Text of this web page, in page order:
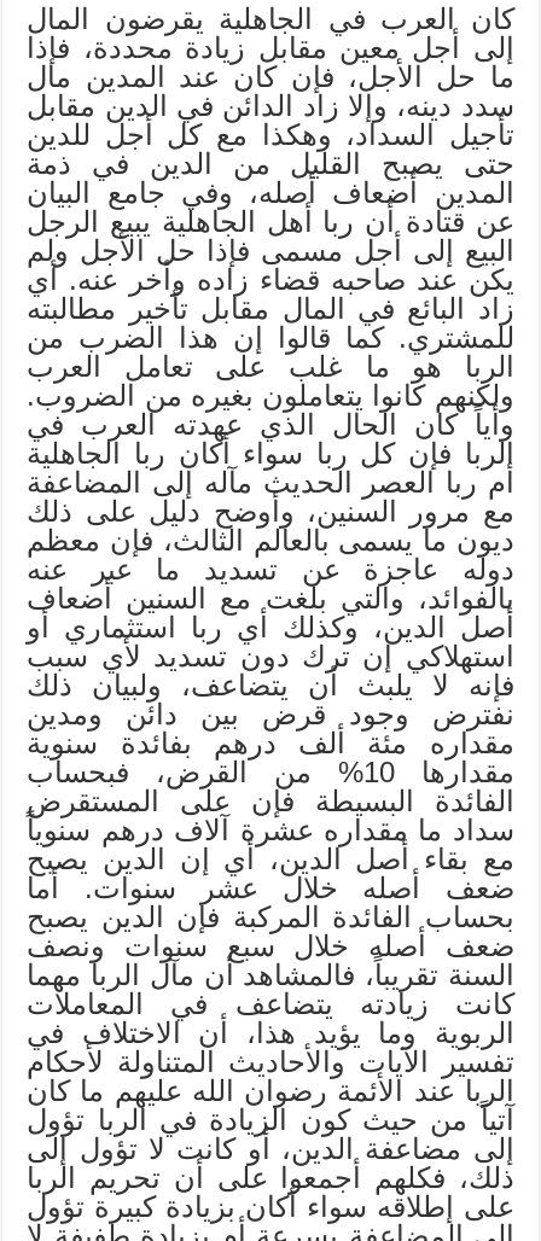
كان العرب في الجاهلية يقرضون المال
إلى أجل معين مقابل زيادة محددة، فإذا
ما حل الأجل، فإن كان عند المدين مال
سدد دينه، وإلا زاد الدائن في الدين مقابل
تأجيل السداد، وهكذا مع كل أجل للدين
حتى يصبح القليل من الدين في ذمة
المدين أضعاف أصله، وفي جامع البيان
عن قتادة أن ربا أهل الجاهلية يبيع الرجل
البيع إلى أجل مسمى فإذا حل الأجل ولم
يكن عند صاحبه قضاء زاده وأخر عنه. أي
زاد البائع في المال مقابل تأخير مطالبته
للمشتري. كما قالوا إن هذا الضرب من
الربا هو ما غلب على تعامل العرب
ولكنهم كانوا يتعاملون بغيره من الضروب.
وأياً كان الحال الذي عهدته العرب في
الربا فإن كل ربا سواء أكان ربا الجاهلية
أم ربا العصر الحديث مآله إلى المضاعفة
مع مرور السنين، وأوضح دليل على ذلك
ديون ما يسمى بالعالم الثالث، فإن معظم
دوله عاجزة عن تسديد ما عبر عنه
بالفوائد، والتي بلغت مع السنين أضعاف
أصل الدين، وكذلك أي ربا استثماري أو
استهلاكي إن ترك دون تسديد لأي سبب
فإنه لا يلبث أن يتضاعف، ولبيان ذلك
نفترض وجود قرض بين دائن ومدين
مقداره مئة ألف درهم بفائدة سنوية
مقدارها 10% من القرض، فبحساب
الفائدة البسيطة فإن على المستقرض
سداد ما مقداره عشرة آلاف درهم سنوياً
مع بقاء أصل الدين، أي إن الدين يصبح
ضعف أصله خلال عشر سنوات. أما
بحساب الفائدة المركبة فإن الدين يصبح
ضعف أصله خلال سبع سنوات ونصف
السنة تقريباً، فالمشاهد أن مآل الربا مهما
كانت زيادته يتضاعف في المعاملات
الربوية وما يؤيد هذا، أن الاختلاف في
تفسير الآيات والأحاديث المتناولة لأحكام
الربا عند الأئمة رضوان الله عليهم ما كان
آتياً من حيث كون الزيادة في الربا تؤول
إلى مضاعفة الدين، أو كانت لا تؤول إلى
ذلك، فكلهم أجمعوا على أن تحريم الربا
على إطلاقه سواء أكان بزيادة كبيرة تؤول